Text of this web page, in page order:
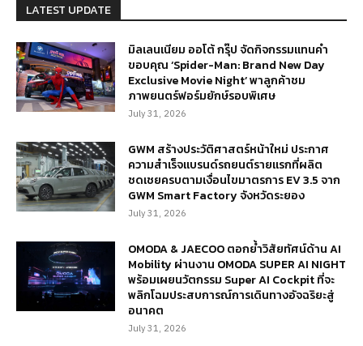
LATEST UPDATE
มิลเลนเนียม ออโต้ กรุ๊ป จัดกิจกรรมแทนคำ
ขอบคุณ ‘Spider-Man: Brand New Day
Exclusive Movie Night’ พาลูกค้าชม
ภาพยนตร์ฟอร์มยักษ์รอบพิเศษ
July 31, 2026
GWM สร้างประวัติศาสตร์หน้าใหม่ ประกาศ
ความสำเร็จแบรนด์รถยนต์รายแรกที่ผลิต
ชดเชยครบตามเงื่อนไขมาตรการ EV 3.5 จาก
GWM Smart Factory จังหวัดระยอง
July 31, 2026
OMODA & JAECOO ตอกย้ำวิสัยทัศน์ด้าน AI
Mobility ผ่านงาน OMODA SUPER AI NIGHT
พร้อมเผยนวัตกรรม Super AI Cockpit ที่จะ
พลิกโฉมประสบการณ์การเดินทางอัจฉริยะสู่
อนาคต
July 31, 2026